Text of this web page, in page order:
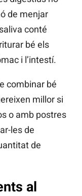
de menjar
conté
bé els
i l’intestí.
combinar bé
millor si
o amb postres
les de
de
al